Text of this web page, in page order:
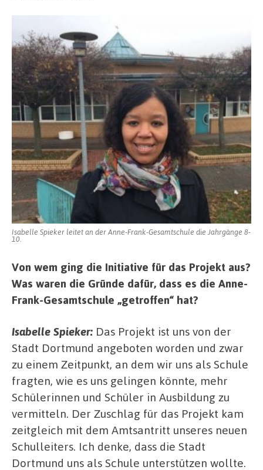
Isabelle Spieker leitet an der Anne-Frank-Gesamtschule die Jahrgänge 8-
10.
Von wem ging die Initiative für das Projekt aus?
Was waren die Gründe dafür, dass es die Anne-
Frank-Gesamtschule „getroffen“ hat?
Isabelle Spieker: Das Projekt ist uns von der
Stadt Dortmund angeboten worden und zwar
zu einem Zeitpunkt, an dem wir uns als Schule
fragten, wie es uns gelingen könnte, mehr
Schülerinnen und Schüler in Ausbildung zu
vermitteln. Der Zuschlag für das Projekt kam
zeitgleich mit dem Amtsantritt unseres neuen
Schulleiters. Ich denke, dass die Stadt
Dortmund uns als Schule unterstützen wollte.